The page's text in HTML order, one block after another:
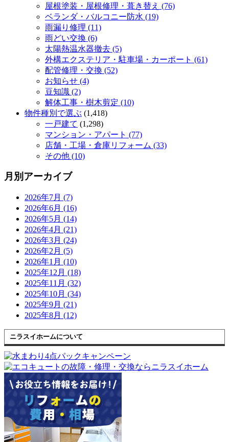
屋根塗装・屋根修理・葺き替え (76)
ベランダ・バルコニー防水 (19)
雨漏り修理 (11)
雨どい交換 (6)
太陽熱温水器撤去 (5)
外構エクステリア・駐車場・カーポート (61)
配管修理・交換 (52)
お知らせ (4)
豆知識 (2)
解体工事・樹木剪定 (10)
物件種別で選ぶ (1,418)
一戸建て (1,298)
マンション・アパート (77)
店舗・工場・倉庫リフォーム (33)
その他 (10)
月別アーカイブ
2026年7月 (7)
2026年6月 (16)
2026年5月 (14)
2026年4月 (21)
2026年3月 (24)
2026年2月 (5)
2026年1月 (10)
2025年12月 (18)
2025年11月 (32)
2025年10月 (34)
2025年9月 (21)
2025年8月 (12)
ニラスイホームについて